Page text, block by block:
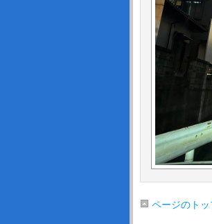
ページのトッ